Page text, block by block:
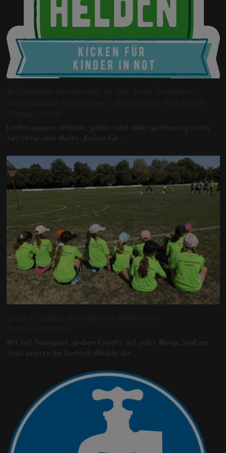
Laufen, passen, dribbeln, jubeln – und dabei gleichzeitig Gutes
tun: Unter dem Motto „Kicken für…
Mit viel Teamgeist, großem Einsatz und jeder Menge Spaß am
Spiel zeigten die Korbball-Mädels der…